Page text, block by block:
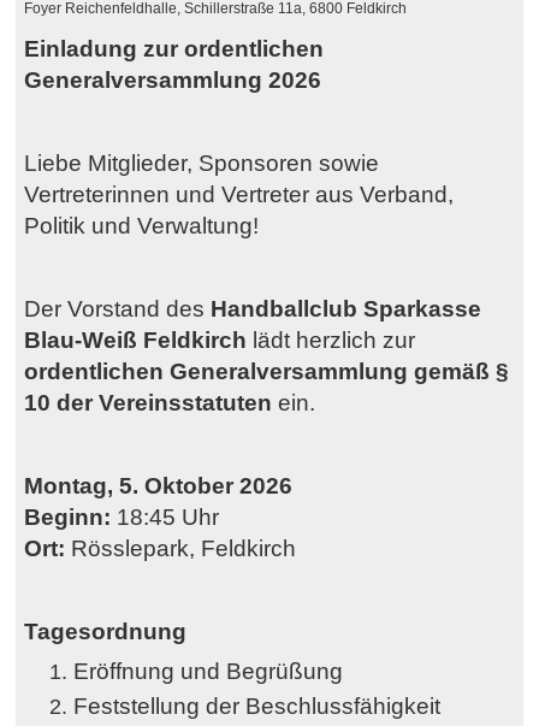
Foyer Reichenfeldhalle, Schillerstraße 11a, 6800 Feldkirch
Einladung zur ordentlichen
Generalversammlung 2026
Liebe Mitglieder, Sponsoren sowie
Vertreterinnen und Vertreter aus Verband,
Politik und Verwaltung!
Der Vorstand des Handballclub Sparkasse
Blau-Weiß Feldkirch lädt herzlich zur
ordentlichen Generalversammlung gemäß §
10 der Vereinsstatuten ein.
Montag, 5. Oktober 2026
Beginn: 18:45 Uhr
Ort: Rösslepark, Feldkirch
Tagesordnung
Eröffnung und Begrüßung
Feststellung der Beschlussfähigkeit